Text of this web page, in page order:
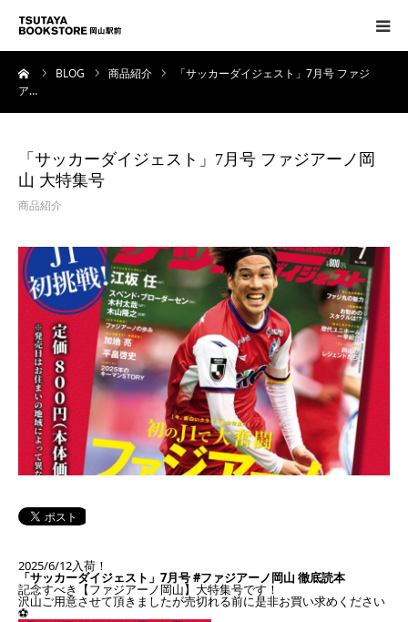
BLOG 商品紹介
「サッカーダイジェスト」7月号 ファジ
ア…
「サッカーダイジェスト」7月号 ファジアーノ岡
山 大特集号
商品紹介
2025/6/12入荷！
「サッカーダイジェスト」7月号 #ファジアーノ岡山 徹底読本
記念すべき【ファジアーノ岡山】大特集号です！
沢山ご用意させて頂きましたが売切れる前に是非お買い求めください
⚽
トップページ
コンセプト